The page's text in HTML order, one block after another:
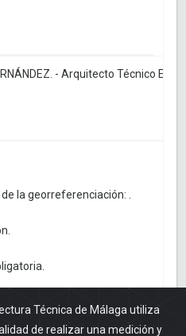
- Arquitecto Técnico
la georreferenciación: .
Técnica de Málaga utiliza
de realizar una medición y